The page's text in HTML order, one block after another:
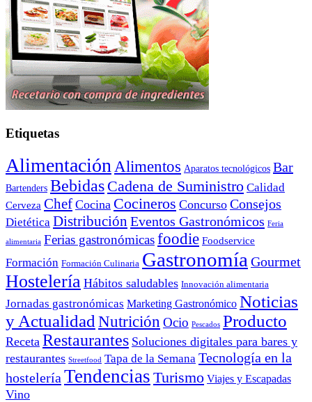
Etiquetas
Alimentación Alimentos Aparatos tecnológicos Bar
Bartenders Bebidas Cadena de Suministro Calidad
Cerveza Chef Cocina Cocineros Concurso Consejos
Dietética Distribución Eventos Gastronómicos Feria
alimentaria Ferias gastronómicasfoodie Foodservice
Formación Formación Culinaria Gastronomía Gourmet
Hostelería Hábitos saludables Innovación alimentaria
Jornadas gastronómicas Marketing Gastronómico Noticias
y Actualidad Nutrición Ocio Pescados Producto
Receta Restaurantes Soluciones digitales para bares y
restaurantes Streetfood Tapa de la Semana Tecnología en la
hostelería Tendencias Turismo Viajes y Escapadas
Vino